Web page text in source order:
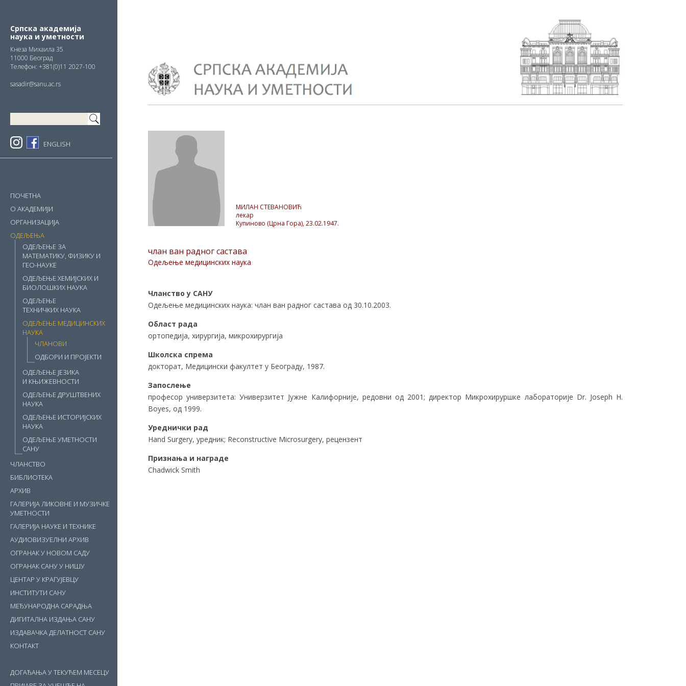
primary
navigation
main
content
primary
sidebar
Српска академија
наука и уметности
Кнезa Михаила 35
11000 Београд
Телефон: +381(0)11 2027-100
sasadir@sanu.ac.rs
ENGLISH
ПОЧЕТНА
О АКАДЕМИЈИ
ОРГАНИЗАЦИЈА
ОДЕЉЕЊА
ОДЕЉЕЊЕ ЗА
МАТЕМАТИКУ, ФИЗИКУ И
ГЕО-НАУКЕ
ОДЕЉЕЊЕ ХЕМИЈСКИХ И
БИОЛОШКИХ НАУКА
ОДЕЉЕЊЕ
ТЕХНИЧКИХ НАУКА
ОДЕЉЕЊЕ МЕДИЦИНСКИХ
НАУКА
ЧЛАНОВИ
ОДБОРИ И ПРОЈЕКТИ
ОДЕЉЕЊЕ ЈЕЗИКА
И КЊИЖЕВНОСТИ
ОДЕЉЕЊЕ ДРУШТВЕНИХ
НАУКА
ОДЕЉЕЊЕ ИСТОРИЈСКИХ
НАУКА
ОДЕЉЕЊЕ УМЕТНОСТИ
САНУ
ЧЛАНСТВО
БИБЛИОТЕКА
АРХИВ
ГАЛЕРИЈА ЛИКОВНЕ И МУЗИЧКЕ
УМЕТНОСТИ
ГАЛЕРИЈА НАУКЕ И ТЕХНИКЕ
АУДИОВИЗУЕЛНИ АРХИВ
ОГРАНАК У НОВОМ САДУ
ОГРАНАК САНУ У НИШУ
ЦЕНТАР У КРАГУЈЕВЦУ
ИНСТИТУТИ САНУ
МЕЂУНАРОДНА САРАДЊА
ДИГИТАЛНА ИЗДАЊА САНУ
ИЗДАВАЧКА ДЕЛАТНОСТ САНУ
КОНТАКТ
ДОГАЂАЊА У ТЕКУЋЕМ МЕСЕЦУ
МИЛАН СТЕВАНОВИЋ
лекар
Купиново (Црна Гора), 23.02.1947.
члан ван радног састава
Одељење медицинских наука
Чланство у САНУ
Одељење медицинских наука: члан ван радног састава од 30.10.2003.
Област рада
ортопедија, хирургија, микрохирургија
Школска спрема
докторат, Медицински факултет у Београду, 1987.
Запослење
професор универзитета: Универзитет Јужне Калифорније, редовни од 2001; директор Микрохируршке лабораторије Dr. Joseph H.
Boyes, од 1999.
Уреднички рад
Hand Surgery, уредник; Reconstructive Microsurgery, рецензент
Признања и награде
Chadwick Smith